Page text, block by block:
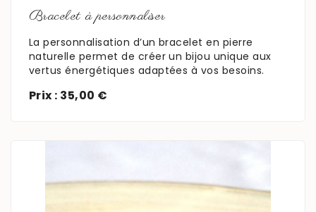
Bracelet à personnaliser
La personnalisation d’un bracelet en pierre
naturelle permet de créer un bijou unique aux
vertus énergétiques adaptées à vos besoins.
Prix : 35,00 €